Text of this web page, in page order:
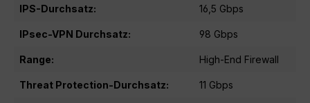
IPS-Durchsatz: 16,5 Gbps
IPsec-VPN Durchsatz: 98 Gbps
Range: High-End Firewall
Threat Protection-Durchsatz: 11 Gbps